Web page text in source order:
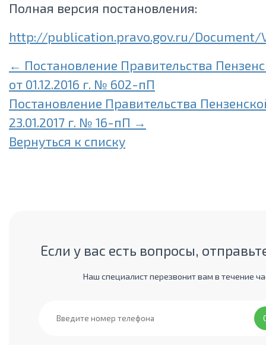
Полная версия постановления:
http://publication.pravo.gov.ru/Document/
← Постановление Правительства
от 01.12.2016 г. № 602-пП
Постановление Правительства
23.01.2017 г. № 16-пП →
Вернуться к списку
Если у вас есть вопросы,
Наш специалист перезвонит вам в течение
Фамилия Имя Отчество
Получить